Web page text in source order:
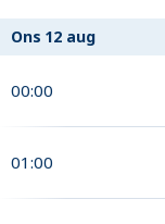
Ons 12 aug
00:00
01:00